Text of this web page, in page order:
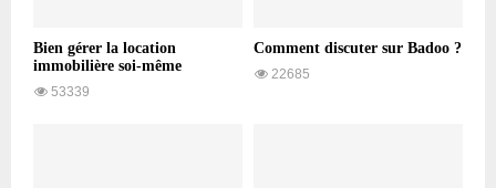
Bien gérer la location
immobilière soi-même
53339
Comment discuter sur Badoo ?
22685